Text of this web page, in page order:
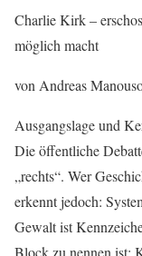
Charlie Kirk –
möglich macht
von Andreas
Ausgangslage und
Die öffentliche
„rechts“. Wer
erkennt jedoch:
Gewalt ist